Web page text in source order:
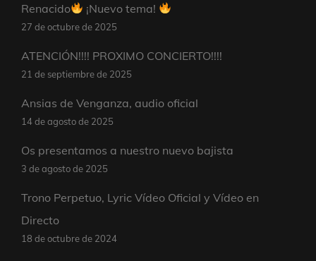
Renacido ¡Nuevo tema!
27 de octubre de 2025
ATENCIÓN!!!! PROXIMO CONCIERTO!!!!
21 de septiembre de 2025
Ansias de Venganza, audio oficial
14 de agosto de 2025
Os presentamos a nuestro nuevo bajista
3 de agosto de 2025
Trono Perpetuo, Lyric Vídeo Oficial y Vídeo en
Directo
18 de octubre de 2024